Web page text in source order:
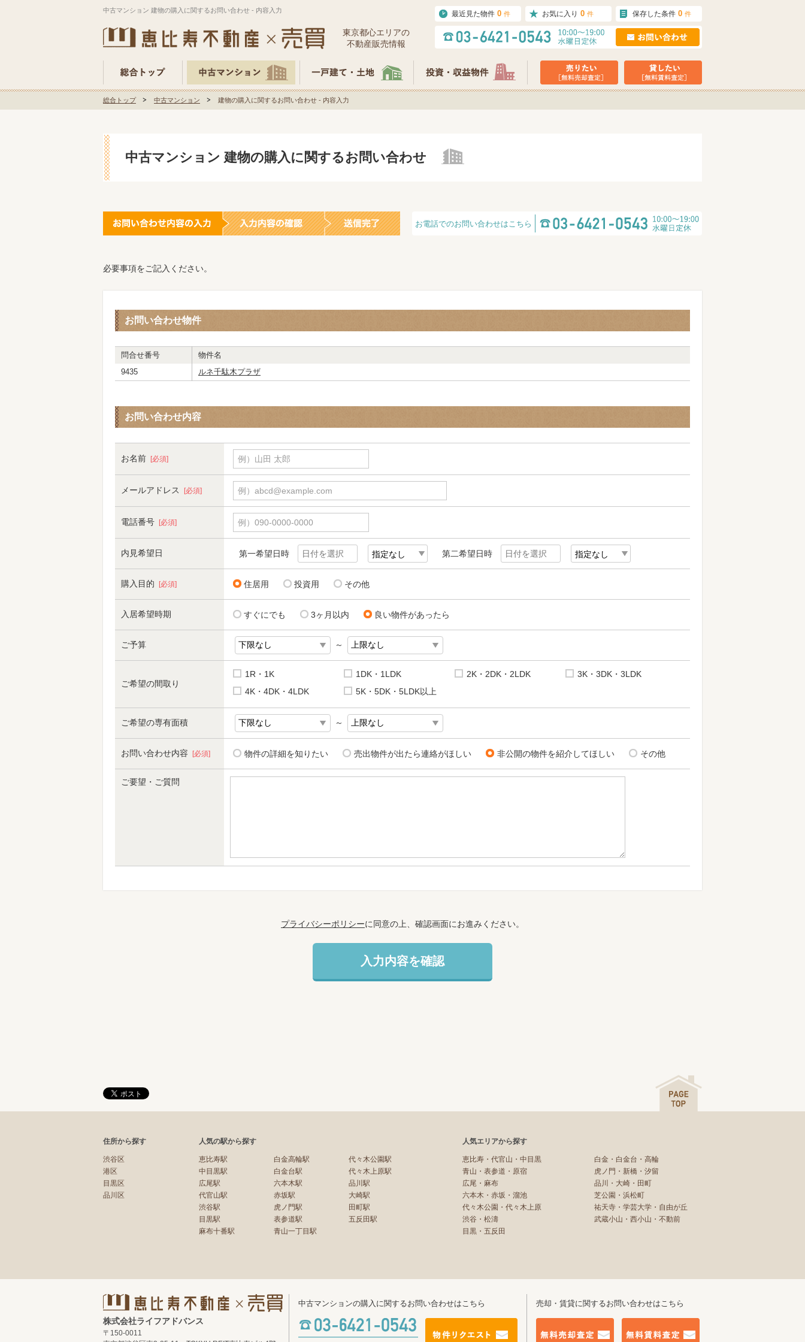
中古マンション 建物の購入に関するお問い合わせ - 内容入力
東京都⼼エリアの
不動産販売情報
最近見た物件 0 件 お気に入り 0 件 保存した条件 0 件
総合トップ 中古マンション 建物の購入に関するお問い合わせ - 内容入力
中古マンション 建物の購入に関するお問い合わせ
お電話でのお問い合わせはこちら
必要事項をご記入ください。
お問い合わせ物件
問合せ番号
物件名
9435
ルネ千駄木プラザ
お問い合わせ内容
お名前 [必須] 例）山田 太郎
メールアドレス [必須] 例）abcd@example.com
電話番号 [必須] 例）090-0000-0000
内見希望日 第一希望日時 第二希望日時
購入目的 [必須] 住居用 投資用 その他
入居希望時期 すぐにでも 3ヶ月以内 良い物件があったら
ご予算 ～
ご希望の間取り
1R・1K 1DK・1LDK 2K・2DK・2LDK
3K・3DK・3LDK
4K・4DK・4LDK
5K・5DK・5LDK以上
ご希望の専有面積 ～
お問い合わせ内容 [必須] 物件の詳細を知りたい 売出物件が出たら連絡がほしい 非公開の物件を紹介してほしい その他
ご要望・ご質問
プライバシーポリシーに同意の上、確認画面にお進みください。
住所から探す
渋谷区
港区
目黒区
品川区
人気の駅から探す
恵比寿駅
中目黒駅
広尾駅
代官山駅
渋谷駅
目黒駅
麻布十番駅
白金高輪駅
白金台駅
六本木駅
赤坂駅
虎ノ門駅
表参道駅
青山一丁目駅
代々木公園駅
代々木上原駅
品川駅
大崎駅
田町駅
五反田駅
人気エリアから探す
恵比寿・代官山・中目黒
青山・表参道・原宿
広尾・麻布
六本木・赤坂・溜池
代々木公園・代々木上原
渋谷・松濤
目黒・五反田
白金・白金台・高輪
虎ノ門・新橋・汐留
品川・大崎・田町
芝公園・浜松町
祐天寺・学芸大学・自由が丘
武蔵小山・西小山・不動前
株式会社ライフアドバンス
〒150-0011
中古マンションの購入に関するお問い合わせはこちら 売却・賃貸に関するお問い合わせはこちら